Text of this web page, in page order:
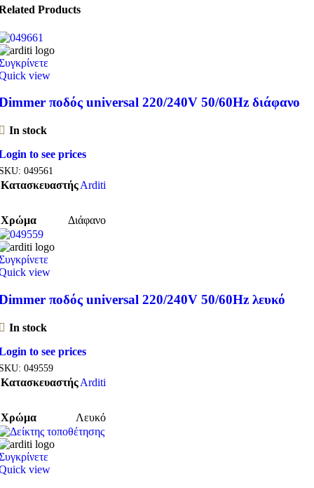
Products
view
ποδός universal 220/240V 50/60Hz διάφανο
In stock
to see prices
049561
ΚατασκευαστήςArditi
Χρώμα Διάφανο
view
ποδός universal 220/240V 50/60Hz λευκό
In stock
to see prices
049559
ΚατασκευαστήςArditi
Χρώμα Λευκό
view